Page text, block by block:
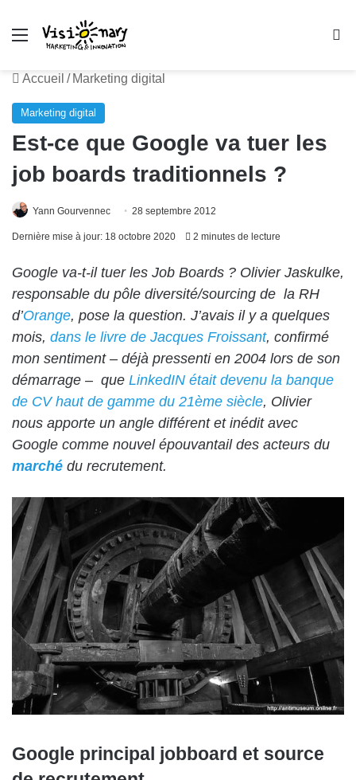
Menu
Accueil / Marketing digital
Marketing digital
Est-ce que Google va tuer les
job boards traditionnels ?
Yann Gourvennec 28 septembre 2012
Dernière mise à jour: 18 octobre 2020 2 minutes de lecture
Google va-t-il tuer les Job Boards ? Olivier Jaskulke,
responsable du pôle diversité/sourcing de la RH
d’Orange, pose la question. J’avais il y a quelques
mois, dans le livre de Jacques Froissant, confirmé
mon sentiment – déjà pressenti en 2004 lors de son
démarrage – que LinkedIN était devenu la banque
de CV haut de gamme du 21ème siècle, Olivier
nous apporte un angle différent et inédit avec
Google comme nouvel épouvantail des acteurs du
marché du recrutement.
Google principal jobboard et source